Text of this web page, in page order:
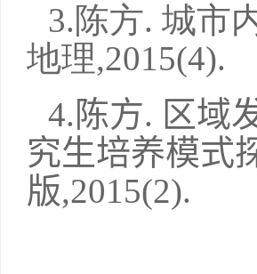
3.陈方. 城市
地理,2015(4).
4. 陈方. 区域
究生培养模式
版,2015(2).